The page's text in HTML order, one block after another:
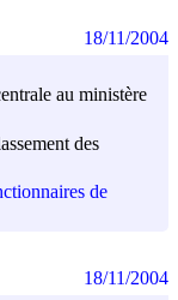
au ministère
des
de
18/11/2004
18/11/2004